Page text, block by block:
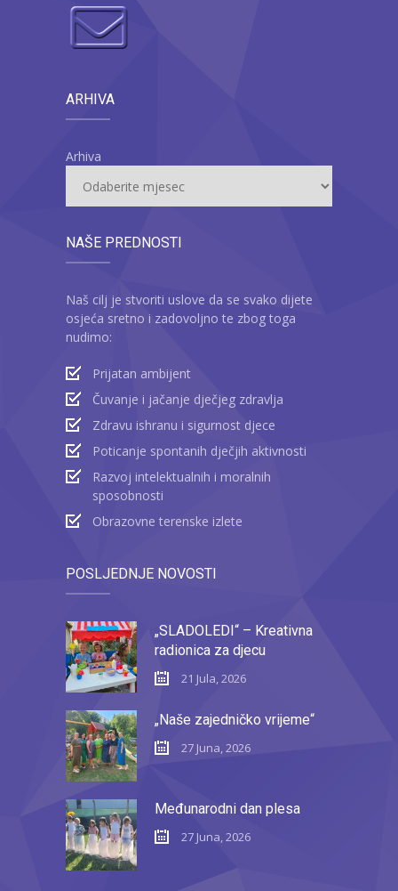
ARHIVA
Arhiva
NAŠE PREDNOSTI
Naš cilj je stvoriti uslove da se svako dijete
osjeća sretno i zadovoljno te zbog toga
nudimo:
Prijatan ambijent
Čuvanje i jačanje dječjeg zdravlja
Zdravu ishranu i sigurnost djece
Poticanje spontanih dječjih aktivnosti
Razvoj intelektualnih i moralnih
sposobnosti
Obrazovne terenske izlete
POSLJEDNJE NOVOSTI
„SLADOLEDI“ – Kreativna
radionica za djecu
21 Jula, 2026
„Naše zajedničko vrijeme“
27 Juna, 2026
Međunarodni dan plesa
27 Juna, 2026